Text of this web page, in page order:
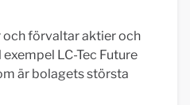
och förvaltar aktier och
LC-Tec Future
är bolagets största